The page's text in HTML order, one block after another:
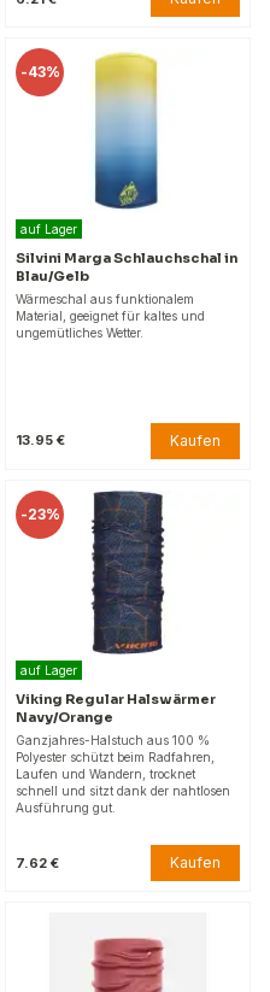
-43%
auf Lager
Silvini Marga Schlauchschal in
Blau/Gelb
Wärmeschal aus funktionalem
Material, geeignet für kaltes und
ungemütliches Wetter.
13.95 € Kaufen
-23%
auf Lager
Viking Regular Halswärmer
Navy/Orange
Ganzjahres-Halstuch aus 100 %
Polyester schützt beim Radfahren,
Laufen und Wandern, trocknet
schnell und sitzt dank der nahtlosen
Ausführung gut.
7.62 € Kaufen